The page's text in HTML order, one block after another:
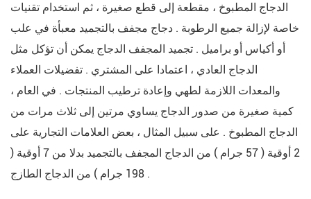
الدجاج المطبوخ ، مقطعة إلى قطع صغيرة ، ثم استخدام تقنيات
خاصة لإزالة جميع الرطوبة . دجاج مجفف بالتجميد معبأة في علب
أو أكياس أو براميل . تجميد المجفف الدجاج يمكن أن تؤكل مثل
الدجاج العادي ، اعتمادا على المشتري . تفضيلات العملاء
والمعدات اللازمة لطهي وإعادة ترطيب المنتجات . في العام ،
كمية صغيرة من صدور الدجاج يساوي مرتين إلى ثلاث مرات من
الدجاج المطبوخ . على سبيل المثال ، بعض العلامات التجارية على
2 أوقية ( 57 جرام ) من الدجاج المجفف بالتجميد بدلا من 7 أوقية (
198 جرام ) من الدجاج الطازج .